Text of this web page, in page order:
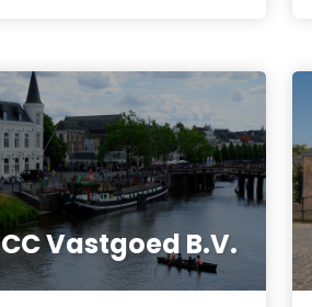
CC Vastgoed B.V.